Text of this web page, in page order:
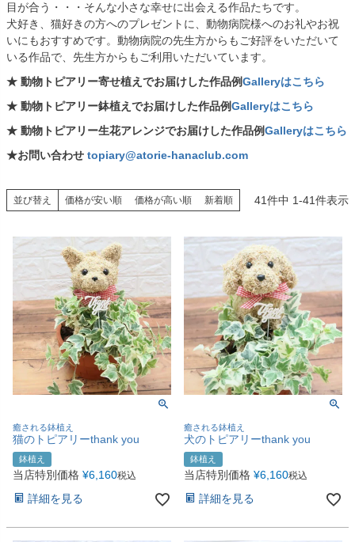
目が合う・・・そんな小さな幸せに出会える作品たちです。
犬好き、猫好きの方へのプレゼントに、動物病院様へのお礼やお祝
いにもおすすめです。動物病院の先生方からもご好評をいただいて
いる作品で、先生方からもご利用いただいています。
★ 動物トピアリー寄せ植えでお届けした作品例Galleryはこちら
★ 動物トピアリー鉢植えでお届けした作品例Galleryはこちら
★ 動物トピアリー生花アレンジでお届けした作品例Galleryはこちら
★お問い合わせ topiary@atorie-hanaclub.com
並び替え 価格が安い順 価格が高い順 新着順 41件中 1-41件表示
癒される鉢植え
猫のトピアリーthank you
鉢植え
当店特別価格 ¥6,160税込
詳細を見る
癒される鉢植え
犬のトピアリーthank you
鉢植え
当店特別価格 ¥6,160税込
詳細を見る